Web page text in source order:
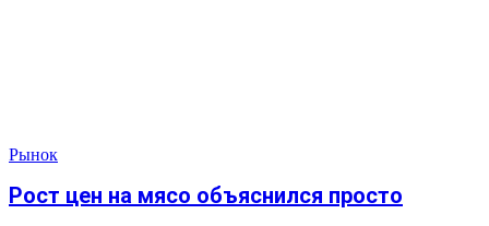
Рынок
Рост цен на мясо объяснился просто